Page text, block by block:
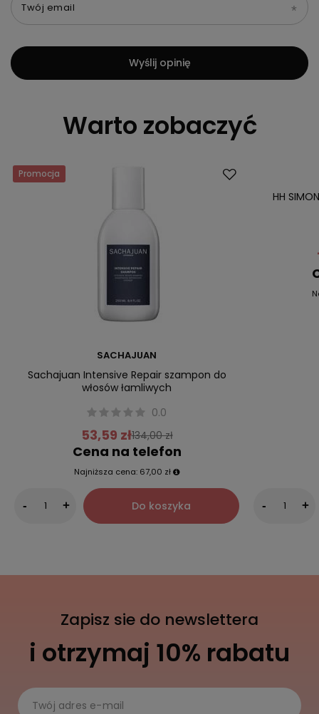
Twój email
Wyślij opinię
Warto zobaczyć
Promocja
SACHAJUAN
Sachajuan Intensive Repair szampon do
włosów łamliwych
0.0
53,59 zł134,00 zł
Cena na telefon
Najniższa cena: 67,00 zł
- + Do koszyka
HH
- +
Zapisz sie do newslettera
i otrzymaj 10% rabatu
Twój adres e-mail